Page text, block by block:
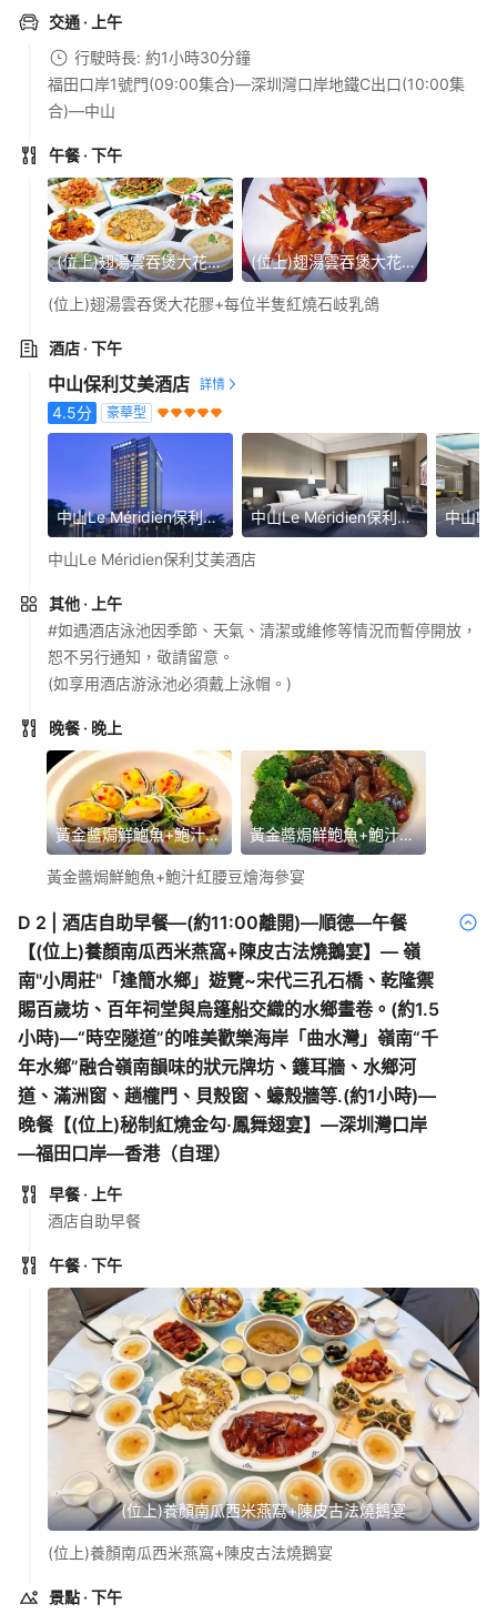
交通 · 上午
行駛時長: 約1小時30分鐘
福田口岸1號門(09:00集合)—深圳灣口岸地鐵C出口(10:00集
合)—中山
午餐 · 下午
(位上)翅湯雲吞煲大花膠+每位半隻紅燒石岐乳鴿 (位上)翅湯雲吞煲大花膠+每位半隻紅燒石岐乳鴿
(位上)翅湯雲吞煲大花膠+每位半隻紅燒石岐乳鴿
酒店 · 下午
中山保利艾美酒店
4.5分 豪華型
中山Le Méridien保利艾美酒店 中山Le Méridien保利艾美酒店
中山Le Méridien保利艾美酒店
其他 · 上午
#如遇酒店泳池因季節、天氣、清潔或維修等情況而暫停開放，
恕不另行通知，敬請留意。
(如享用酒店游泳池必須戴上泳帽。)
晚餐 · 晚上
黃金醬焗鮮鮑魚+鮑汁紅腰豆燴海參宴 黃金醬焗鮮鮑魚+鮑汁紅腰豆燴海參宴
黃金醬焗鮮鮑魚+鮑汁紅腰豆燴海參宴
D 2
酒店自助早餐—(約11:00離開)—順德—午餐
【(位上)養顏南瓜西米燕窩+陳皮古法燒鵝宴】— 嶺
南"小周莊"「逢簡水鄉」遊覽~宋代三孔石橋、乾隆禦
賜百歲坊、百年祠堂與烏篷船交織的水鄉畫卷。(約1.5
小時)—“時空隧道”的唯美歡樂海岸「曲水灣」嶺南“千
年水鄉”融合嶺南韻味的狀元牌坊、鑊耳牆、水鄉河
道、滿洲窗、趟櫳門、貝殼窗、蠔殼牆等.(約1小時)—
晚餐【(位上)秘制紅燒金勾·鳳舞翅宴】—深圳灣口岸
—福田口岸—香港（自理）
早餐 · 上午
酒店自助早餐
午餐 · 下午
(位上)養顏南瓜西米燕窩+陳皮古法燒鵝宴
(位上)養顏南瓜西米燕窩+陳皮古法燒鵝宴
景點 · 下午